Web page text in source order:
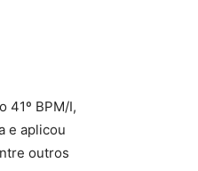
41º BPM/I,
e aplicou
outros